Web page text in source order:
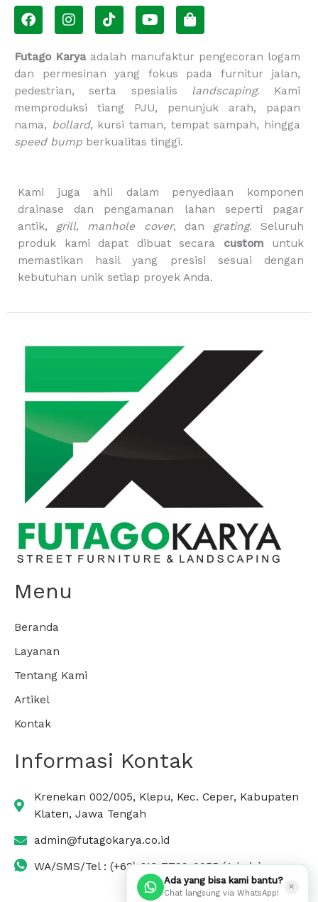
F
a
e
b
o
o
k
I
n
t
a
r
a
m
T
i
t
o
k
Y
o
t
u
b
e
S
h
p
p
n
g
-
Futago Karyaadalah manufaktur pengecoran logam
dan permesinan yang fokus pada furnitur jalan,
pedestrian, serta spesialis landscaping. Kami
memproduksi tiang PJU, penunjuk arah, papan
nama, bollard, kursi taman, tempat sampah, hingga
speed bump berkualitas tinggi.
Kami juga ahli dalam penyediaan komponen
drainase dan pengamanan lahan seperti pagar
antik,grill, manhole cover, dan grating. Seluruh
produk kami dapat dibuat secara custom untuk
memastikan hasil yang presisi sesuai dengan
kebutuhan unik setiap proyek Anda.
Menu
Beranda
Layanan
Tentang Kami
Artikel
Kontak
Informasi Kontak
Krenekan 002/005, Klepu, Kec. Ceper, Kabupaten
Klaten, Jawa Tengah
admin@futagokarya.co.id
WA/SMS/Tel : (+62) 813-7799-0055 (Admin)
Ada yang bisa kami bantu?
Chat langsung via WhatsApp!
✕